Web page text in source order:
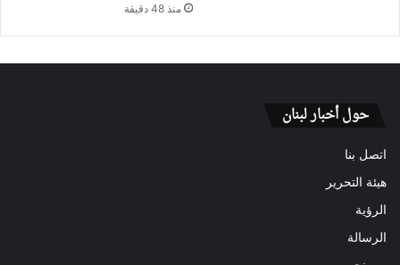
منذ 48 دقيقة
حول أخبار لبنان
اتصل بنا
هيئة التحرير
الرؤية
الرسالة